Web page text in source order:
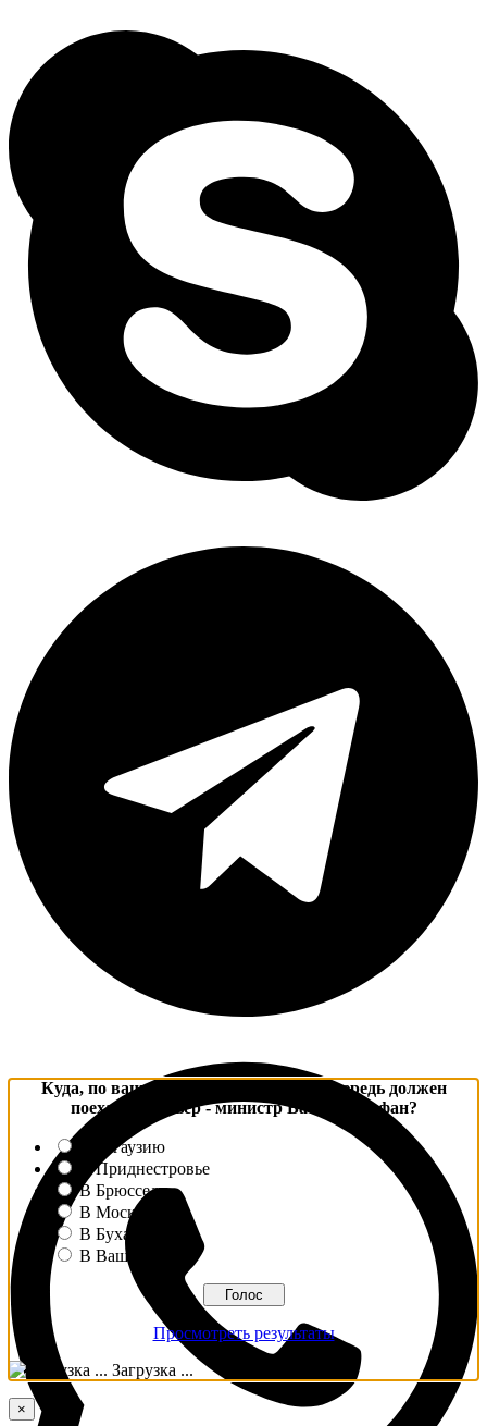
Куда, по вашему мнению, в первую очередь должен
поехать премьер - министр Василий Тофан?
В Гагаузию
В Приднестровье
В Брюссель
В Москву
В Бухарест
В Вашингтон
Просмотреть результаты
Загрузка ...
×